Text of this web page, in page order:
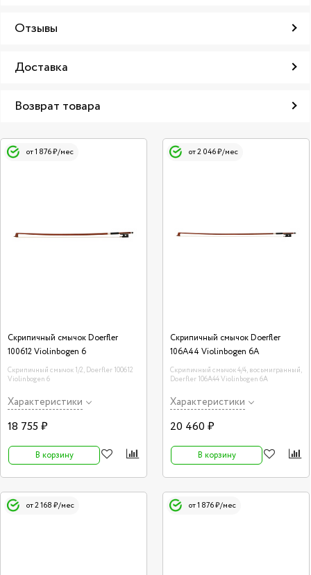
Отзывы
Доставка
Возврат товара
от 1 876 ₽/мес
Скрипичный смычок Doerfler
100612 Violinbogen 6
Скрипичный смычок 1/2, Doerfler 100612
Violinbogen 6
Характеристики
18 755 ₽
В корзину
от 2 046 ₽/мес
Скрипичный смычок Doerfler
106A44 Violinbogen 6А
Скрипичный смычок 4/4, восьмигранный,
Doerfler 106A44 Violinbogen 6А
Характеристики
20 460 ₽
В корзину
от 2 168 ₽/мес от 1 876 ₽/мес